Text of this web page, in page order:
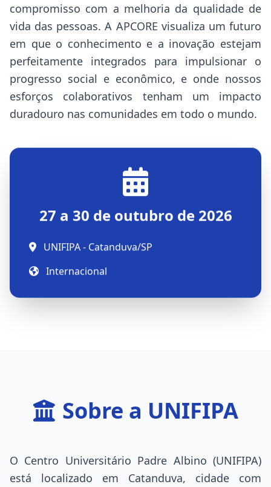
compromisso com a melhoria da qualidade de
vida das pessoas. A APCORE visualiza um futuro
em que o conhecimento e a inovação estejam
perfeitamente integrados para impulsionar o
progresso social e econômico, e onde nossos
esforços colaborativos tenham um impacto
duradouro nas comunidades em todo o mundo.
27 a 30 de outubro de 2026
Sobre a UNIFIPA
O Centro Universitário Padre Albino (UNIFIPA)
está localizado em Catanduva, cidade com